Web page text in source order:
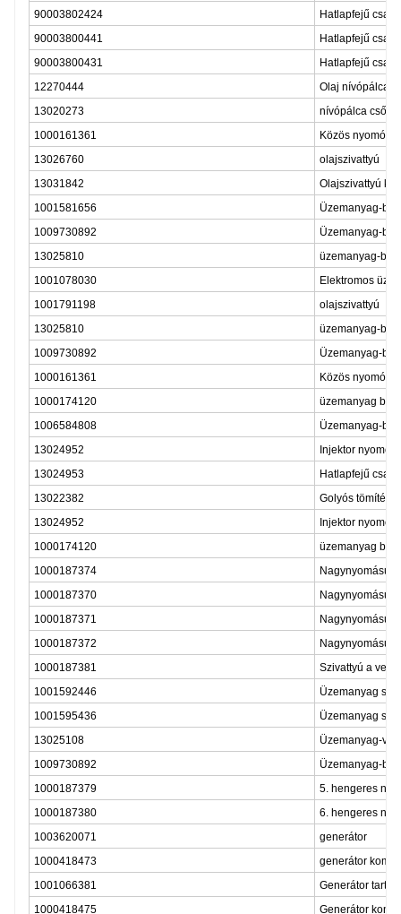
90003802424
Hatlapfejű
90003800441
Hatlapfejű
90003800431
Hatlapfejű
12270444
Olaj nívópálca
13020273
nívópálca cső
1000161361
Közös
13026760
olajszivattyú
13031842
Olajszivattyú
1001581656
Üzemanyag-
1009730892
Üzemanyag-
13025810
üzemanyag-
1001078030
Elektromos
1001791198
olajszivattyú
13025810
üzemanyag-
1009730892
Üzemanyag-
1000161361
Közös
1000174120
üzemanyag
1006584808
Üzemanyag-
13024952
Injektor
13024953
Hatlapfejű
13022382
Golyós tömítés
13024952
Injektor
1000174120
üzemanyag
1000187374
Nagynyomású
1000187370
Nagynyomású
1000187371
Nagynyomású
1000187372
Nagynyomású
1000187381
Szivattyú a
1001592446
Üzemanyag
1001595436
Üzemanyag
13025108
Üzemanyag-
1009730892
Üzemanyag-
1000187379
5. hengeres
1000187380
6. hengeres
1003620071
generátor
1000418473
generátor
1001066381
Generátor tartó
1000418475
Generátor